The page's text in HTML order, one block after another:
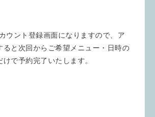
ウント登録画面になりますので、ア
ると次回からご希望メニュー・日時の
で予約完了いたします。